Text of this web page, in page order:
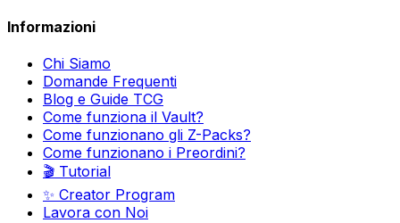
Informazioni
Chi Siamo
Domande Frequenti
Blog e Guide TCG
Come funziona il Vault?
Come funzionano gli Z-Packs?
Come funzionano i Preordini?
🎬 Tutorial
✨ Creator Program
Lavora con Noi